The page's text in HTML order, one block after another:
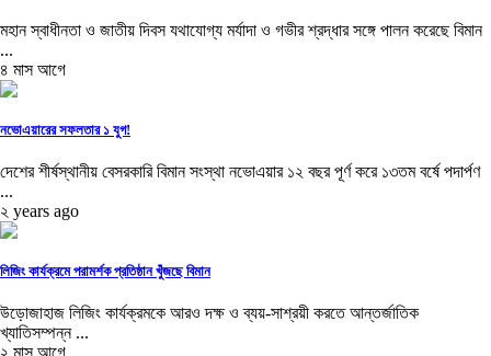
মহান স্বাধীনতা ও জাতীয় দিবস যথাযোগ্য মর্যাদা ও গভীর শ্রদ্ধার সঙ্গে পালন করেছে বিমান
...
৪ মাস আগে
নভোএয়ারের সফলতার ১ যুগ!
দেশের শীর্ষস্থানীয় বেসরকারি বিমান সংস্থা নভোএয়ার ১২ বছর পূর্ণ করে ১৩তম বর্ষে পদার্পণ
...
২ years ago
লিজিং কার্যক্রমে পরামর্শক প্রতিষ্ঠান খুঁজছে বিমান
উড়োজাহাজ লিজিং কার্যক্রমকে আরও দক্ষ ও ব্যয়-সাশ্রয়ী করতে আন্তর্জাতিক
খ্যাতিসম্পন্ন ...